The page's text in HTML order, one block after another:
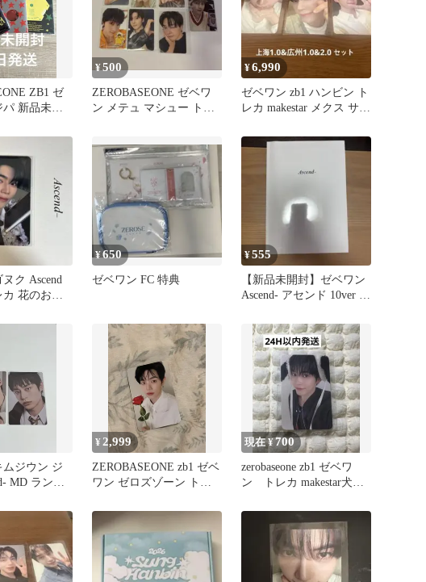
ZB1 ゼ
新品未開
¥500
ZEROBASEONE ゼベワ
ン メテュ マシュー トレ
¥6,990
ゼベワン zb1 ハンビン ト
レカ makestar メクス サイ
ク Ascend
カ 花のお坊
¥650
ゼベワン FC 特典
¥555
【新品未開封】ゼベワン
Ascend- アセンド 10ver ア
ムジウン ジ
MD ラント
¥2,999
ZEROBASEONE zb1 ゼベ
ワン ゼロズゾーン トレ
現在 ¥700
zerobaseone zb1 ゼベワ
ン トレカ makestar犬